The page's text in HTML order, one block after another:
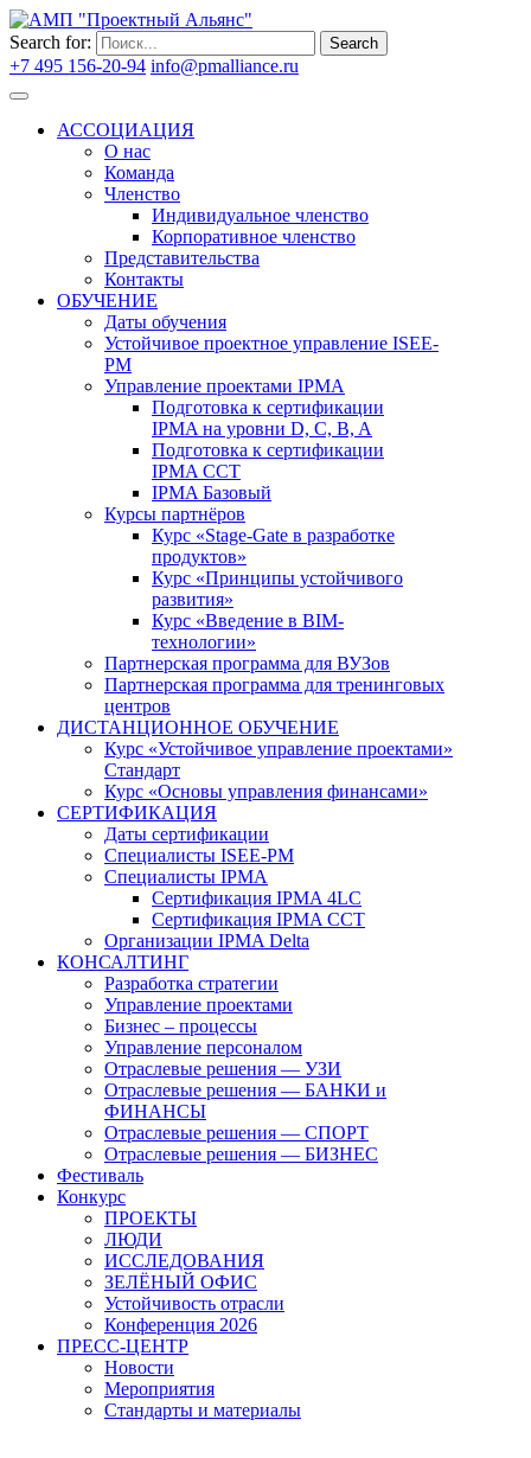
Search for: Search
+7 495 156-20-94 info@pmalliance.ru
АССОЦИАЦИЯ
О нас
Команда
Членство
Индивидуальное членство
Корпоративное членство
Представительства
Контакты
ОБУЧЕНИЕ
Даты обучения
Устойчивое проектное управление ISEE-
PM
Управление проектами IPMA
Подготовка к сертификации
IPMA на уровни D, C, B, A
Подготовка к сертификации
IPMA CCT
IPMA Базовый
Курсы партнёров
Курс «Stage-Gate в разработке
продуктов»
Курс «Принципы устойчивого
развития»
Курс «Введение в BIM-
технологии»
Партнерская программа для ВУЗов
Партнерская программа для тренинговых
центров
ДИСТАНЦИОННОЕ ОБУЧЕНИЕ
Курс «Устойчивое управление проектами»
Стандарт
Курс «Основы управления финансами»
СЕРТИФИКАЦИЯ
Даты сертификации
Специалисты ISEE-PM
Специалисты IPMA
Сертификация IPMA 4LC
Сертификация IPMA CCT
Организации IPMA Delta
КОНСАЛТИНГ
Разработка стратегии
Управление проектами
Бизнес – процессы
Управление персоналом
Отраслевые решения — УЗИ
Отраслевые решения — БАНКИ и
ФИНАНСЫ
Отраслевые решения — СПОРТ
Отраслевые решения — БИЗНЕС
Фестиваль
Конкурс
ПРОЕКТЫ
ЛЮДИ
ИССЛЕДОВАНИЯ
ЗЕЛЁНЫЙ ОФИС
Устойчивость отрасли
Конференция 2026
ПРЕСС-ЦЕНТР
Новости
Мероприятия
Стандарты и материалы